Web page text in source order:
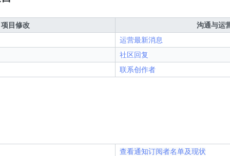
项目修改
沟通与运
运营最新消息
社区回复
联系创作者
查看通知订阅者名单及现状